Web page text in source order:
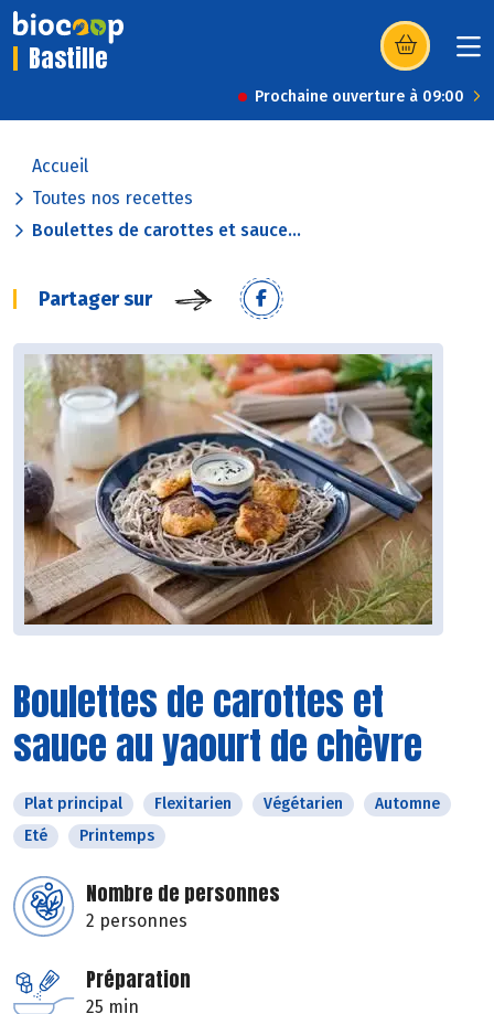
Bastille (s’ouvre dans
Prochaine ouverture à 09:00
Accueil
Toutes nos recettes
Boulettes de carottes et sauce...
Partager sur
Boulettes de carottes et
sauce au yaourt de chèvre
Plat principal Flexitarien Végétarien
Automne
Eté
Printemps
Nombre de personnes
2 personnes
Préparation
25 min